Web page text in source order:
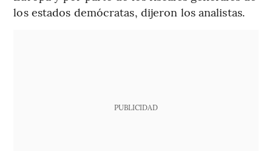
los estados demócratas, dijeron los analistas.
PUBLICIDAD